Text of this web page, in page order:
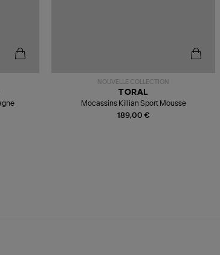
NOUVELLE COLLECTION
189,00 €
TORAL
Mocassins Killian Sport Mousse